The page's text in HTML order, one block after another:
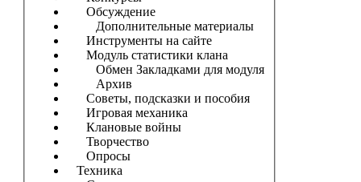
Обсуждение
Дополнительные материалы
Инструменты на сайте
Модуль статистики клана
Обмен Закладками для модуля
Архив
Советы, подсказки и пособия
Игровая механика
Клановые войны
Творчество
Опросы
Техника